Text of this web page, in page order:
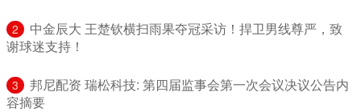
2
​中金辰大 王楚钦横扫雨果夺冠采访！捍卫男线尊严，致
谢球迷支持！
3
​邦尼配资 瑞松科技: 第四届监事会第一次会议决议公告内
容摘要